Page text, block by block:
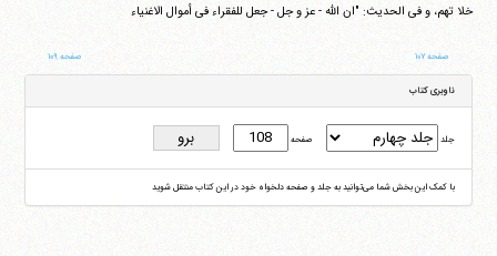
خلا تهم، و فی الحدیث: "ان الله - عز و جل - جعل للفقراء فی أموال الاغنیاء
صفحه ۱۰۷ صفحه ۱۰۹
ناوبری کتاب
جلد صفحه
با کمک این بخش شما می‌توانید به جلد و صفحه دلخواه خود در این کتاب منتقل شوید